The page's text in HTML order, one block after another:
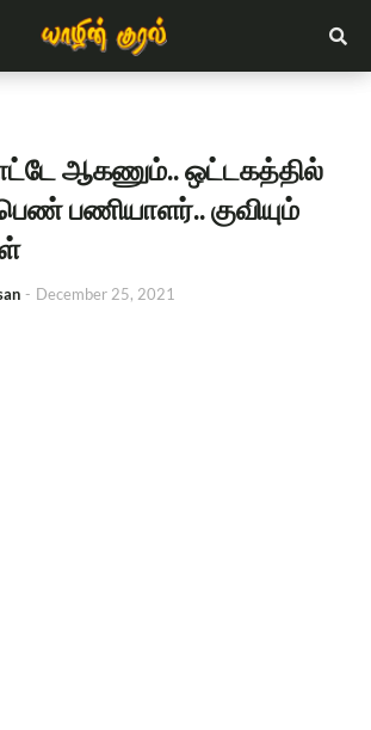
ஆகணும்.. ஒட்டகத்தில்
பணியாளர்.. குவியும்
- December 25, 2021